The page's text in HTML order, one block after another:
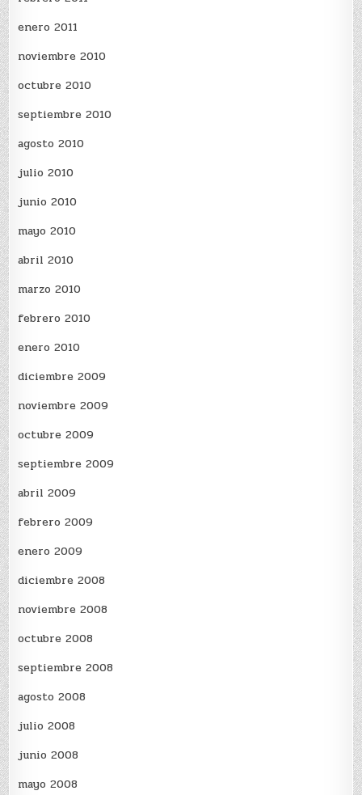
enero 2011
noviembre 2010
octubre 2010
septiembre 2010
agosto 2010
julio 2010
junio 2010
mayo 2010
abril 2010
marzo 2010
febrero 2010
enero 2010
diciembre 2009
noviembre 2009
octubre 2009
septiembre 2009
abril 2009
febrero 2009
enero 2009
diciembre 2008
noviembre 2008
octubre 2008
septiembre 2008
agosto 2008
julio 2008
junio 2008
mayo 2008